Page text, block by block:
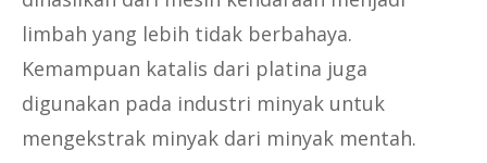
limbah yang lebih tidak berbahaya.
Kemampuan katalis dari platina juga
digunakan pada industri minyak untuk
mengekstrak minyak dari minyak mentah.